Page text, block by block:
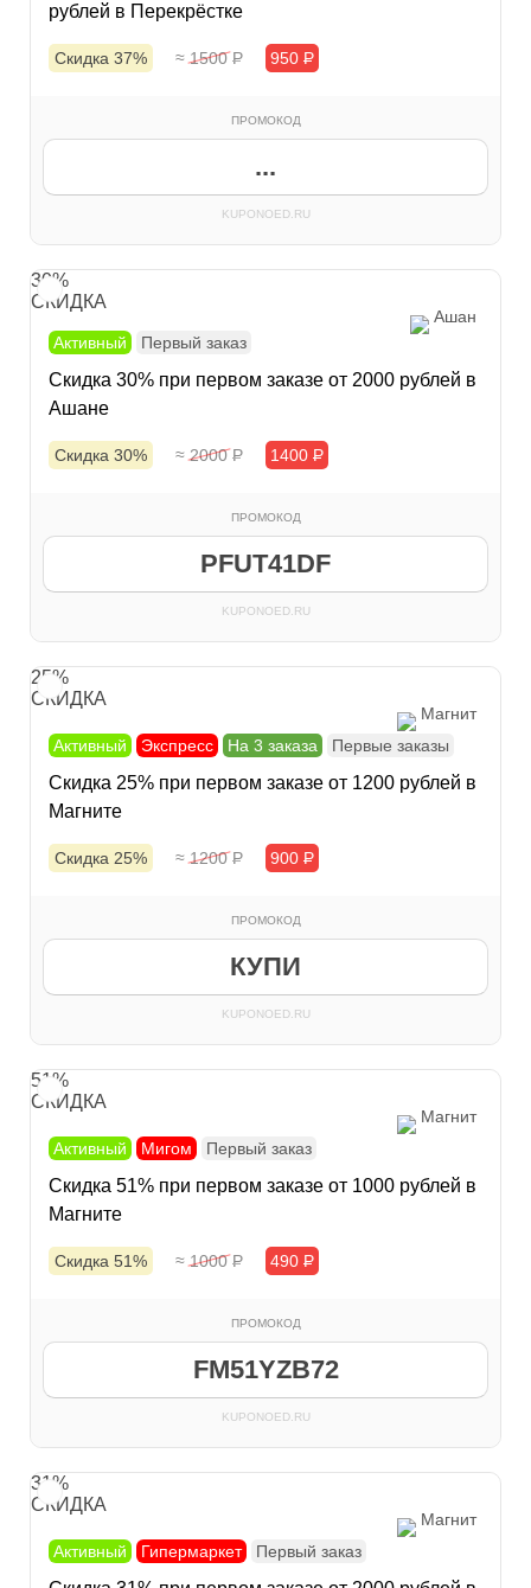
рублей в Перекрёстке
Скидка 37% ≈ 1500Р 950 Р
ПРОМОКОД
...
KUPONOED.RU
30%
СКИДКА
Ашан
Активный
Первый заказ
Скидка 30% при первом заказе от 2000 рублей в
Ашане
Скидка 30% ≈ 2000Р 1400 Р
ПРОМОКОД
PFUT41DF
KUPONOED.RU
25%
СКИДКА
Магнит
Активный
Экспресс На 3 заказа Первые заказы
Скидка 25% при первом заказе от 1200 рублей в
Магните
Скидка 25% ≈ 1200Р 900 Р
ПРОМОКОД
КУПИ
KUPONOED.RU
51%
СКИДКА
Магнит
Активный
Мигом Первый заказ
Скидка 51% при первом заказе от 1000 рублей в
Магните
Скидка 51% ≈ 1000Р 490 Р
ПРОМОКОД
FM51YZB72
KUPONOED.RU
31%
СКИДКА
Магнит
Активный
Гипермаркет Первый заказ